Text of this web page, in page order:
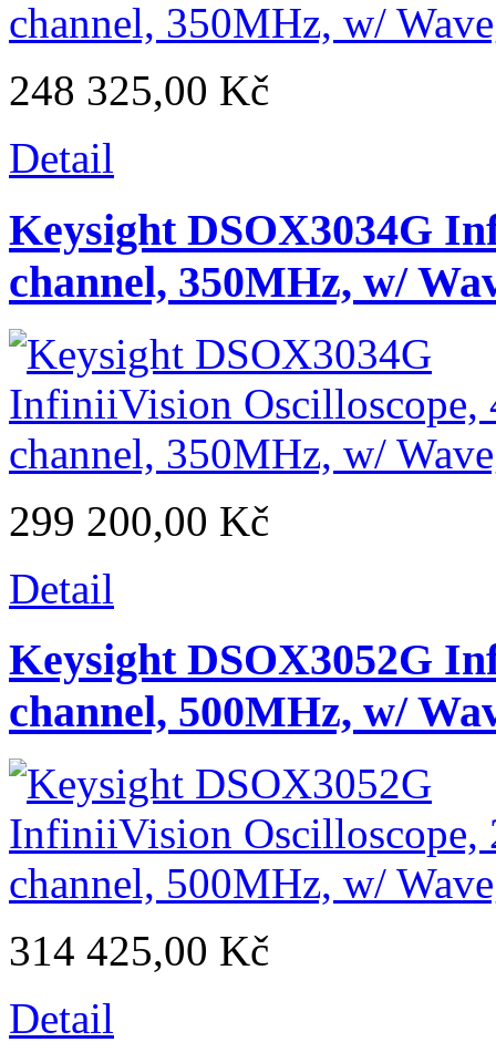
248 325,00 Kč
Detail
Keysight DSOX3034G
channel, 350MHz, w/
299 200,00 Kč
Detail
Keysight DSOX3052G
channel, 500MHz, w/
314 425,00 Kč
Detail